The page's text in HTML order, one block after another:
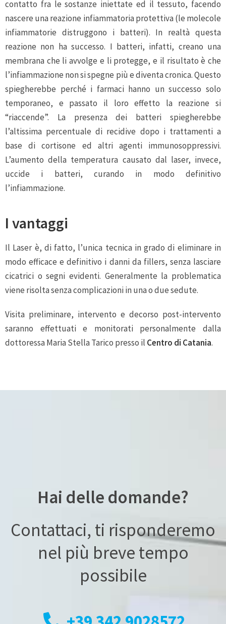
contatto fra le sostanze iniettate ed il tessuto, facendo
nascere una reazione infiammatoria protettiva (le molecole
infiammatorie distruggono i batteri). In realtà questa
reazione non ha successo. I batteri, infatti, creano una
membrana che li avvolge e li protegge, e il risultato è che
l’infiammazione non si spegne più e diventa cronica. Questo
spiegherebbe perché i farmaci hanno un successo solo
temporaneo, e passato il loro effetto la reazione si
“riaccende”. La presenza dei batteri spiegherebbe
l’altissima percentuale di recidive dopo i trattamenti a
base di cortisone ed altri agenti immunosoppressivi.
L’aumento della temperatura causato dal laser, invece,
uccide i batteri, curando in modo definitivo
l’infiammazione.
I vantaggi
Il Laser è, di fatto, l’unica tecnica in grado di eliminare in
modo efficace e definitivo i danni da fillers, senza lasciare
cicatrici o segni evidenti. Generalmente la problematica
viene risolta senza complicazioni in una o due sedute.
Visita preliminare, intervento e decorso post-intervento
saranno effettuati e monitorati personalmente dalla
dottoressa Maria Stella Tarico presso il Centro di Catania.
Hai delle domande?
Contattaci, ti risponderemo
nel più breve tempo
possibile